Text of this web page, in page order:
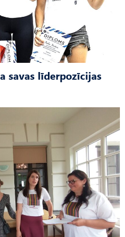
savas līderpozīcijas